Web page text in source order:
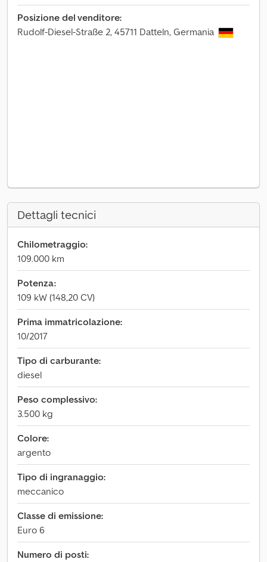
Posizione del venditore:
Rudolf-Diesel-Straße 2, 45711 Datteln, Germania
Dettagli tecnici
Chilometraggio:
109.000 km
Potenza:
109 kW (148,20 CV)
Prima immatricolazione:
10/2017
Tipo di carburante:
diesel
Peso complessivo:
3.500 kg
Colore:
argento
Tipo di ingranaggio:
meccanico
Classe di emissione:
Euro 6
Numero di posti: